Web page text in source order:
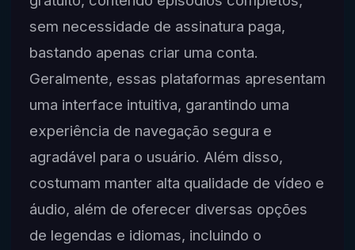
sem necessidade de assinatura paga,
bastando apenas criar uma conta.
Geralmente, essas plataformas apresentam
uma interface intuitiva, garantindo uma
experiência de navegação segura e
agradável para o usuário. Além disso,
costumam manter alta qualidade de vídeo e
áudio, além de oferecer diversas opções
de legendas e idiomas, incluindo o